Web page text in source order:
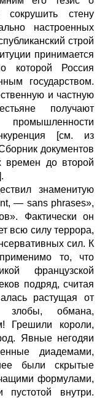
сокрушить стену
настроенных
строй
принимается
которой Россия
государством.
и частную
получают
[см. из
документов
времен до второй
знаменитую
— sans phrases»,
Фактически он
всю силу террора,
сил. К
то, что
французской
подряд, считая
растущая от
злобы, обмана,
Грешили короли,
Явные негодяи
диадемами,
были скрытые
формулами,
пустотой внутри.